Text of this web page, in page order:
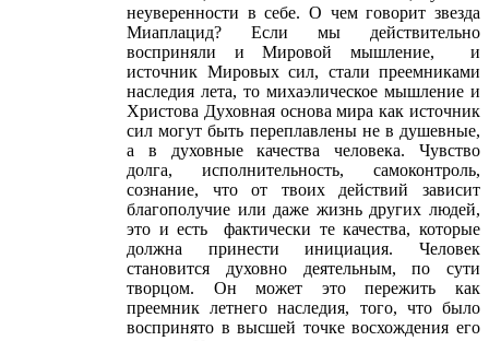
неуверенности в себе. О чем говорит звезда
Миаплацид? Если мы действительно
восприняли и Мировой мышление, и
источник Мировых сил, стали преемниками
наследия лета, то михаэлическое мышление и
Христова Духовная основа мира как источник
сил могут быть переплавлены не в душевные,
а в духовные качества человека. Чувство
долга, исполнительность, самоконтроль,
сознание, что от твоих действий зависит
благополучие или даже жизнь других людей,
это и есть фактически те качества, которые
должна принести инициация. Человек
становится духовно деятельным, по сути
творцом. Он может это пережить как
преемник летнего наследия, того, что было
воспринято в высшей точке восхождения его